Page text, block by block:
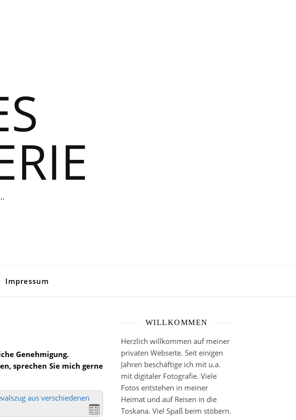
Impressum
Genehmigung.
sprechen Sie mich gerne
aus verschiedenen
WILLKOMMEN
Herzlich willkommen auf meiner
privaten Webseite. Seit einigen
Jahren beschäftige ich mit u.a.
mit digitaler Fotografie. Viele
Fotos entstehen in meiner
Heimat und auf Reisen in die
Toskana. Viel Spaß beim stöbern.